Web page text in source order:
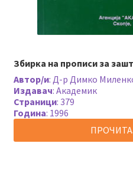
Збирка на прописи за
Автор/и: Д-р Димко
Издавач: Академик
Страници: 379
Година: 1996